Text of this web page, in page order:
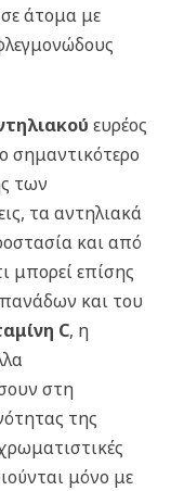
άτομα με
ευρέος
σημαντικότερο
των
τα αντηλιακά
και από
μπορεί επίσης
και του
C, η
στη
της
μόνο με